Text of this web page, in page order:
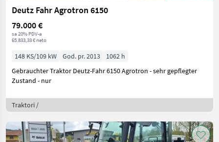
Deutz Fahr Agrotron 6150
79.000 €
sa 20% PDV-a
65.833,33 € neto
148 KS/109 kW God. pr. 2013
1062 h
Gebrauchter Traktor Deutz-Fahr 6150 Agrotron - sehr gepflegter
Zustand - nur
Traktori /